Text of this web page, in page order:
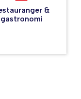
&
gastronomi